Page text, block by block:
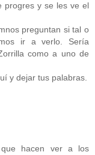
progres y se les ve el
preguntan si tal o
ir a verlo. Sería
como a uno de
y dejar tus palabras.
hacen ver a los